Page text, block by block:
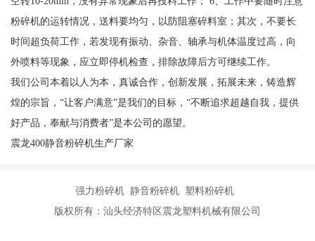
粉碎机的运转情况，送料要均匀，以防阻塞碎料室；其次，不要长
时间超负荷工作，若发现有振动、杂音、轴承与机体温度过高，向
外喷料等现象，应立即停机检查，排除故障后方可继续工作。
我们公司本着以人为本，真诚合作，创新发展，拓展未来，铸造辉
煌的宗旨，“让客户满意”是我们的目标，“不断追求超越自我，提供
好产品，奉献与消费者”是本公司的愿望。
震龙400静音粉碎机生产厂家
强力粉碎机 静音粉碎机 塑料粉碎机
版权所有：汕头经济特区震龙塑料机械有限公司